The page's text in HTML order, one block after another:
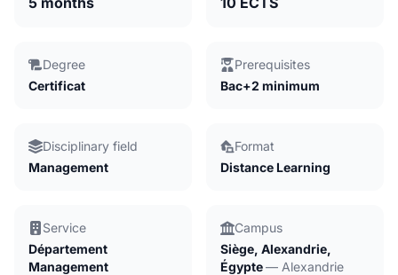
Degree
Certificat
Prerequisites
Bac+2 minimum
Disciplinary field
Management
Format
Distance Learning
Service
Département
Management
Campus
Siège, Alexandrie,
Égypte— Alexandrie